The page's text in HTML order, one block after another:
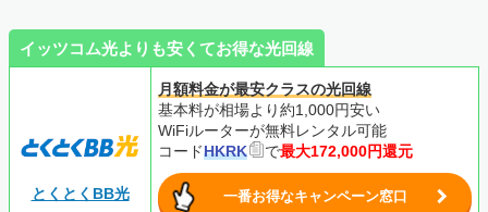
イッツコム光よりも安くてお得な光回線
とくとくBB光
月額料金が最安クラスの光回線
基本料が相場より約1,000円安い
WiFiルーターが無料レンタル可能
コードHKRK で最大172,000円還元
一番お得なキャンペーン窓口